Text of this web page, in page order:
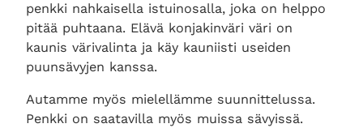
penkki nahkaisella istuinosalla, joka on helppo
pitää puhtaana. Elävä konjakinväri väri on
kaunis värivalinta ja käy kauniisti useiden
puunsävyjen kanssa.
Autamme myös mielellämme suunnittelussa.
Penkki on saatavilla myös muissa sävyissä.